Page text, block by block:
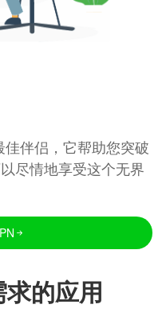
伴侣，它帮助您突破
尽情地享受这个无界
的应用